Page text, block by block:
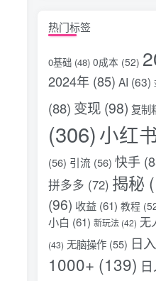
热门标签
0基础 (48) 0成本 (52)
2024年 (85) AI (63)
(88) 变现 (98) 复制
(306)小红
(56) 引流 (56) 快手
拼多多 (72) 揭秘
(96) 收益 (61) 教程
小白 (61) 新玩法 (42) 无
(43) 无脑操作 (55) 日
1000+ (139)